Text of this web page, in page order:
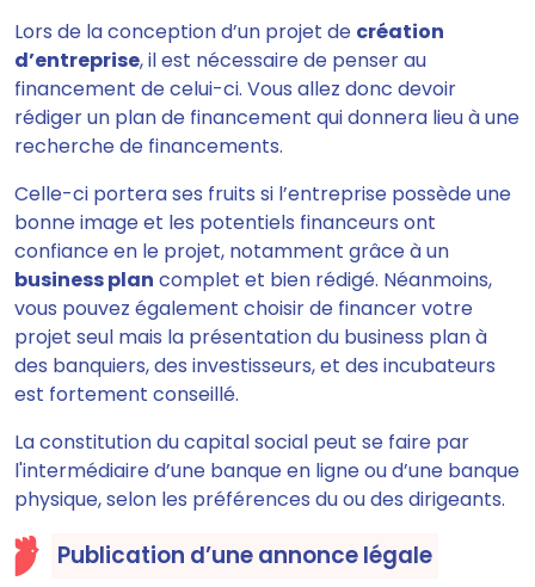
Lors de la conception d’un projet de création
d’entreprise, il est nécessaire de penser au
financement de celui-ci. Vous allez donc devoir
rédiger un plan de financement qui donnera lieu à une
recherche de financements.
Celle-ci portera ses fruits si l’entreprise possède une
bonne image et les potentiels financeurs ont
confiance en le projet, notamment grâce à un
business plan complet et bien rédigé. Néanmoins,
vous pouvez également choisir de financer votre
projet seul mais la présentation du business plan à
des banquiers, des investisseurs, et des incubateurs
est fortement conseillé.
La constitution du capital social peut se faire par
l'intermédiaire d’une banque en ligne ou d’une banque
physique, selon les préférences du ou des dirigeants.
Publication d’une annonce légale